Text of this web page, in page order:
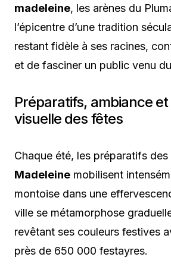
madeleine, les arènes du
l’épicentre d’une tradition
restant fidèle à ses racines,
et de fasciner un public venu
Préparatifs, ambiance
visuelle des fêtes
Chaque été, les préparatifs des
Madeleine mobilisent
montoise dans une
ville se métamorphose
revêtant ses couleurs festives
près de 650 000 festayres.